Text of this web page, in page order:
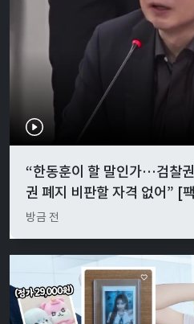
“한동훈이 할 말인가…검찰
권 폐지 비판할 자격 없어” [
방금 전